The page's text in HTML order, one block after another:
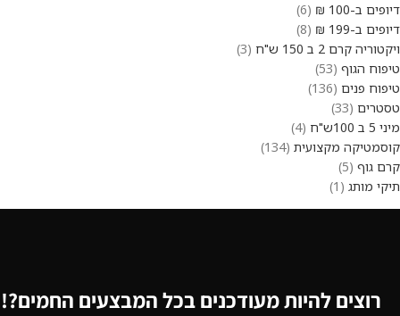
דיופים ב-100 ₪
6
דיופים ב-199 ₪
8
ויקטוריה קרם 2 ב 150 ש"ח
3
טיפוח הגוף 53
טיפוח פנים 136
טסטרים 33
מיני 5 ב 100ש"ח
4
קוסמטיקה מקצועית 134
קרם גוף 5
תיקי מותג
1
רוצים להיות מעודכנים בכל המבצעים החמים?!